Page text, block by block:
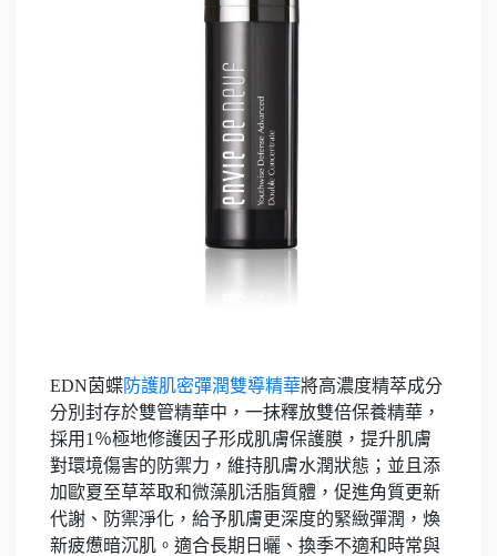
EDN茵蝶防護肌密彈潤雙導精華將高濃度精萃成分
分別封存於雙管精華中，一抹釋放雙倍保養精華，
採用1％極地修護因子形成肌膚保護膜，提升肌膚
對環境傷害的防禦力，維持肌膚水潤狀態；並且添
加歐夏至草萃取和微藻肌活脂質體，促進角質更新
代謝、防禦淨化，給予肌膚更深度的緊緻彈潤，煥
新疲憊暗沉肌。適合長期日曬、換季不適和時常與